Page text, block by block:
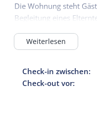
Die Wohnung steht
Begleitung eines
An- und Abreise:
Am Anreisetag steht
zur Verfügung. Sie
Weiterlesen
Check-in zwischen:
Check-out vor: